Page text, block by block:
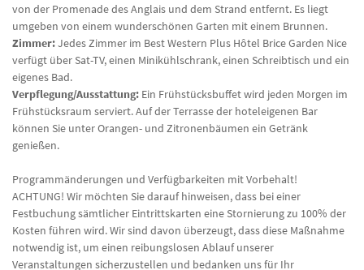
von der Promenade des Anglais und dem Strand entfernt. Es liegt
umgeben von einem wunderschönen Garten mit einem Brunnen.
Zimmer:Jedes Zimmer im Best Western Plus Hôtel Brice Garden Nice
verfügt über Sat-TV, einen Minikühlschrank, einen Schreibtisch und ein
eigenes Bad.
Verpflegung/Ausstattung: Ein Frühstücksbuffet wird jeden Morgen im
Frühstücksraum serviert. Auf der Terrasse der hoteleigenen Bar
können Sie unter Orangen- und Zitronenbäumen ein Getränk
genießen.
Programmänderungen und Verfügbarkeiten mit Vorbehalt!
ACHTUNG! Wir möchten Sie darauf hinweisen, dass bei einer
Festbuchung sämtlicher Eintrittskarten eine Stornierung zu 100% der
Kosten führen wird. Wir sind davon überzeugt, dass diese Maßnahme
notwendig ist, um einen reibungslosen Ablauf unserer
Veranstaltungen sicherzustellen und bedanken uns für Ihr